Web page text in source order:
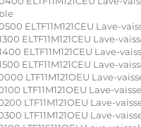
ELTF11M121CEU Lave-
ELTF11M121CEU Lave-
ELTF11M121CEU Lave-
ELTF11M121CEU Lave-
LTF11M121OEU Lave-
LTF11M121OEU Lave-
LTF11M121OEU Lave-
LTF11M121OEU Lave-